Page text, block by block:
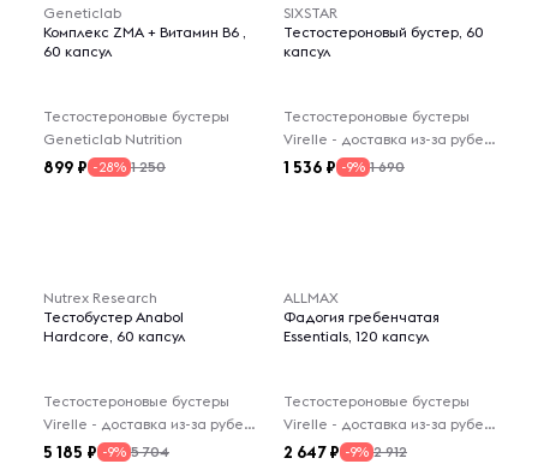
Geneticlab
Комплекс ZMA + Витамин В6 ,
60 капсул
Тестостероновые бустеры
Geneticlab Nutrition
899 -28% 1 250
SIXSTAR
Тестостероновый бустер, 60
капсул
Тестостероновые бустеры
Virelle - доставка из-за рубежа
1 536 -9% 1 690
Nutrex Research
Тестобустер Anabol
Hardcore, 60 капсул
Тестостероновые бустеры
Virelle - доставка из-за рубежа
5 185 -9% 5 704
ALLMAX
Фадогия гребенчатая
Essentials, 120 капсул
Тестостероновые бустеры
Virelle - доставка из-за рубежа
2 647 -9% 2 912